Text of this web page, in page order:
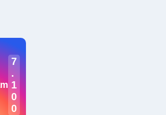
7
.
1
0
0